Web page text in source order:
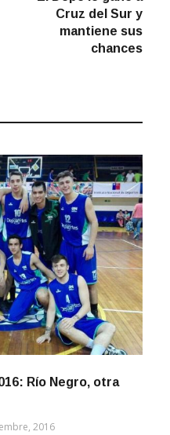
Cruz del Sur y
mantiene sus
chances
Río Negro, otra
2016